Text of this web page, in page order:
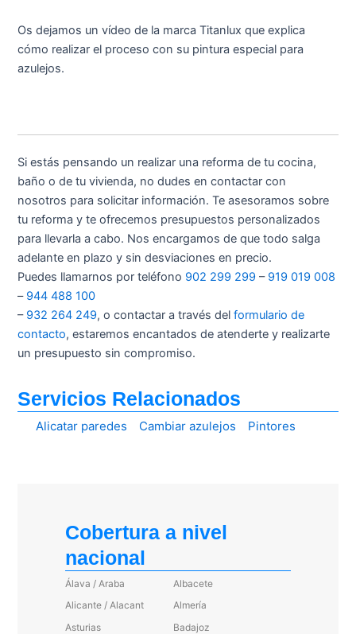
Os dejamos un vídeo de la marca Titanlux que explica
cómo realizar el proceso con su pintura especial para
azulejos.
Si estás pensando un realizar una reforma de tu cocina,
baño o de tu vivienda, no dudes en contactar con
nosotros para solicitar información. Te asesoramos sobre
tu reforma y te ofrecemos presupuestos personalizados
para llevarla a cabo. Nos encargamos de que todo salga
adelante en plazo y sin desviaciones en precio.
Puedes llamarnos por teléfono 902 299 299 – 919 019 008
– 944 488 100
– 932 264 249, o contactar a través delformulario de
contacto, estaremos encantados de atenderte y realizarte
un presupuesto sin compromiso.
Servicios Relacionados
Alicatar paredes Cambiar azulejos Pintores
Cobertura a nivel
nacional
Álava / Araba
Albacete
Alicante / Alacant
Almería
Asturias
Badajoz